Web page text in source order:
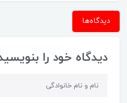
دیدگاه‌ها
دیدگاه خود را